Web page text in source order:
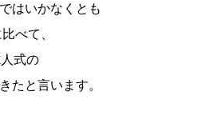
はいかなくとも
べて、
式の
たと言います。